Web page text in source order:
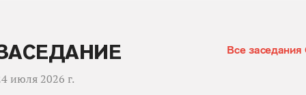
июля 2026 г.
Все